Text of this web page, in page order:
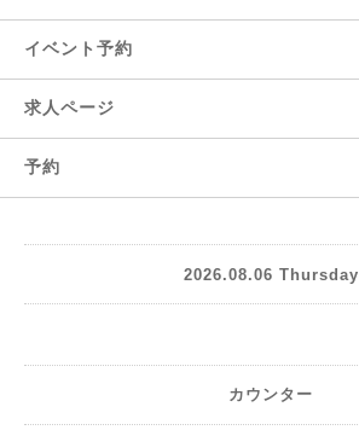
イベント予約
求人ページ
予約
2026.08.06 Thursday
カウンター